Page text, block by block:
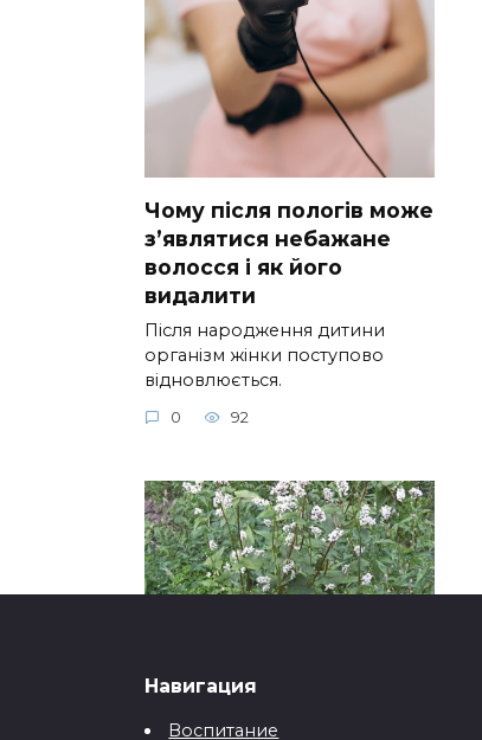
Чому після пологів може
з’являтися небажане
волосся і як його
видалити
Після народження дитини
організм жінки поступово
відновлюється.
0 92
Секреты богатырского
урожая дайкона или как
Навигация
Воспитание